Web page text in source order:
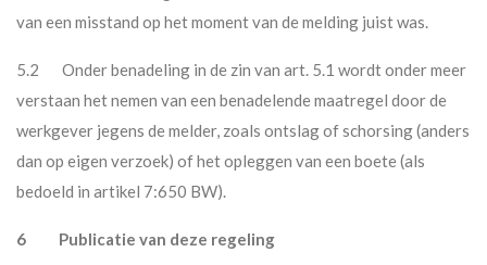
van een misstand op het moment van de melding juist was.
5.2 Onder benadeling in de zin van art. 5.1 wordt onder meer
verstaan het nemen van een benadelende maatregel door de
werkgever jegens de melder, zoals ontslag of schorsing (anders
dan op eigen verzoek) of het opleggen van een boete (als
bedoeld in artikel 7:650 BW).
6 Publicatie van deze regeling